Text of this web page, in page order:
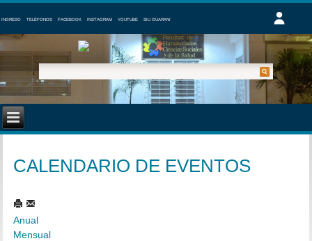
INGRESO TELÉFONOS FACEBOOK INSTAGRAM YOUTUBE SIU GUARANI
CALENDARIO DE EVENTOS
Anual
Mensual